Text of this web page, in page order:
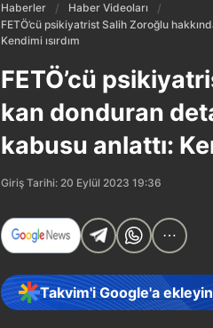
Haberler
Haber Videoları
FETÖ’cü psikiyatrist Salih Zoroğlu
Kendimi ısırdım
FETÖ’cü
kan donduran
kabusu anlattı:
Giriş Tarihi: 20 Eylül 2023 19:36
Takvim'i Google'a